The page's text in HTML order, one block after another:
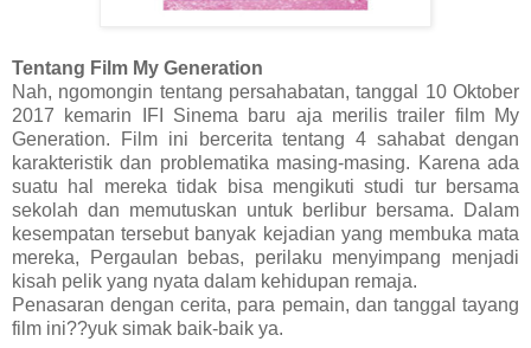
Tentang Film My Generation
Nah, ngomongin tentang persahabatan, tanggal 10 Oktober
2017 kemarin IFI Sinema baru aja merilis trailer film My
Generation. Film ini bercerita tentang 4 sahabat dengan
karakteristik dan problematika masing-masing. Karena ada
suatu hal mereka tidak bisa mengikuti studi tur bersama
sekolah dan memutuskan untuk berlibur bersama. Dalam
kesempatan tersebut banyak kejadian yang membuka mata
mereka, Pergaulan bebas, perilaku menyimpang menjadi
kisah pelik yang nyata dalam kehidupan remaja.
Penasaran dengan cerita, para pemain, dan tanggal tayang
film ini??yuk simak baik-baik ya.